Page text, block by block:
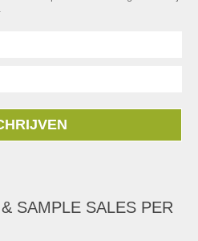
SAMPLE SALES PER